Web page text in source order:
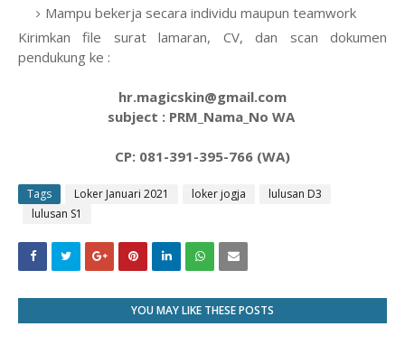
Mampu bekerja secara individu maupun teamwork
Kirimkan file surat lamaran, CV, dan scan dokumen
pendukung ke :
hr.magicskin@gmail.com
subject : PRM_Nama_No WA
CP: 081-391-395-766 (WA)
Tags Loker Januari 2021 loker jogja
lulusan D3
lulusan S1
YOU MAY LIKE THESE POSTS